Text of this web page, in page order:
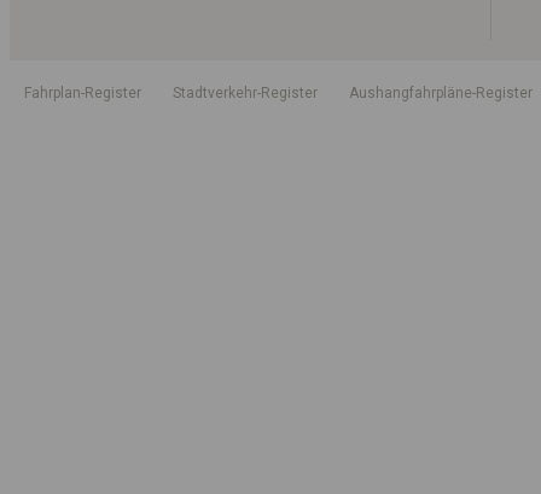
Fahrplan-Register Stadtverkehr-Register Aushangfahrpläne-Register